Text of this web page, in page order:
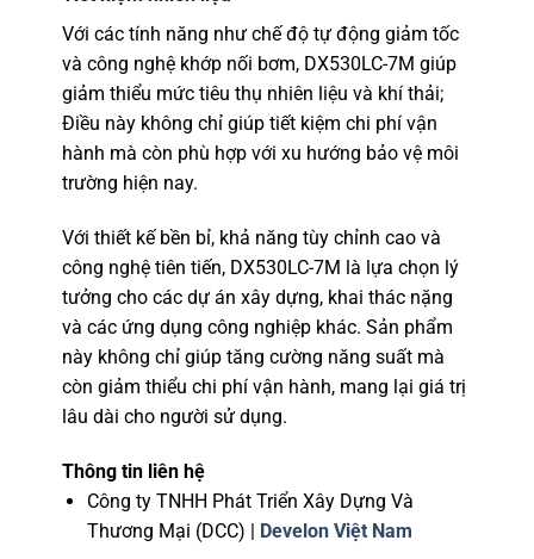
Với các tính năng như chế độ tự động giảm tốc
và công nghệ khớp nối bơm, DX530LC-7M giúp
giảm thiểu mức tiêu thụ nhiên liệu và khí thải;
Điều này không chỉ giúp tiết kiệm chi phí vận
hành mà còn phù hợp với xu hướng bảo vệ môi
trường hiện nay.
Với thiết kế bền bỉ, khả năng tùy chỉnh cao và
công nghệ tiên tiến, DX530LC-7M là lựa chọn lý
tưởng cho các dự án xây dựng, khai thác nặng
và các ứng dụng công nghiệp khác. Sản phẩm
này không chỉ giúp tăng cường năng suất mà
còn giảm thiểu chi phí vận hành, mang lại giá trị
lâu dài cho người sử dụng.
Thông tin liên hệ
Công ty TNHH Phát Triển Xây Dựng Và
Thương Mại (DCC) | Develon Việt Nam